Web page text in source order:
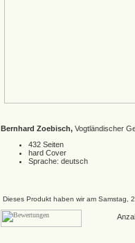
Bernhard Zoebisch, Vogtländischer
432 Seiten
hard Cover
Sprache: deutsch
Dieses Produkt haben wir am Samstag,